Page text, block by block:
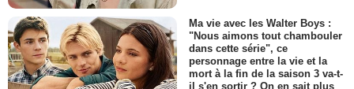
Ma vie avec les Walter Boys :
"Nous aimons tout chambouler
dans cette série", ce
personnage entre la vie et la
mort à la fin de la saison 3 va-t-
il s'en sortir ? On en sait plus